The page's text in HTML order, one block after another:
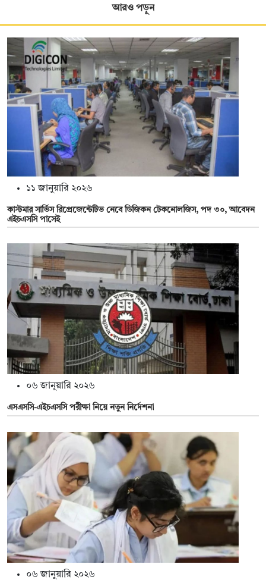
আরও পড়ুন
১১ জানুয়ারি ২০২৬
কাস্টমার সার্ভিস রিপ্রেজেন্টেটিভ নেবে ডিজিকন টেকনোলজিস, পদ ৩০, আবেদন
এইচএসসি পাসেই
০৬ জানুয়ারি ২০২৬
এসএসসি-এইচএসসি পরীক্ষা নিয়ে নতুন নির্দেশনা
০৬ জানুয়ারি ২০২৬